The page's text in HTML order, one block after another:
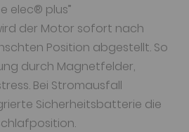
elec® plus”
der Motor sofort nach
Position abgestellt. So
durch Magnetfelder,
Bei Stromausfall
Sicherheitsbatterie die